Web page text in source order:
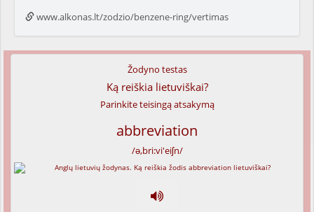
www.alkonas.lt/zodzio/benzene-ring/vertimas
Žodyno testas
Ką reiškia lietuviškai?
Parinkite teisingą atsakymą
abbreviation
/ə,bri:vi'eiʃn/